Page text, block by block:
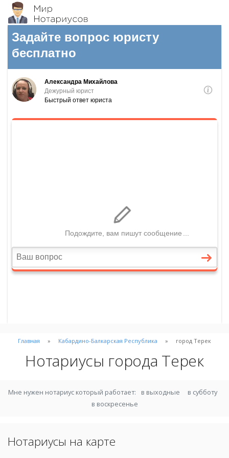
Главная Кабардино-Балкарская Республика город Терек
Нотариусы города Терек
Мне нужен нотариус который работает: в выходные
в субботу
в воскресенье
Нотариусы на карте